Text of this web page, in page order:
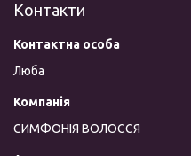
Контакти
Люба
СИМФОНІЯ ВОЛОССЯ